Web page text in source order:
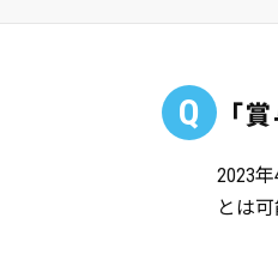
Q 「
2023
とは